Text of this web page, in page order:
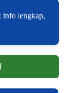
info lengkap,